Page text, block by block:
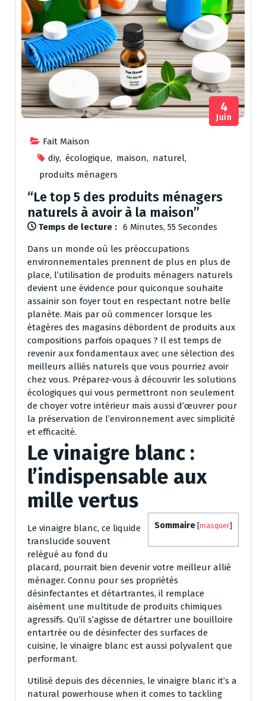
Fait Maison
diy, écologique, maison, naturel,
produits ménagers
4
Juin
“Le top 5 des produits ménagers
naturels à avoir à la maison”
Temps de lecture : 6 Minutes, 55 Secondes
Dans un monde où les préoccupations
environnementales prennent de plus en plus de
place, l’utilisation de produits ménagers naturels
devient une évidence pour quiconque souhaite
assainir son foyer tout en respectant notre belle
planète. Mais par où commencer lorsque les
étagères des magasins débordent de produits aux
compositions parfois opaques ? Il est temps de
revenir aux fondamentaux avec une sélection des
meilleurs alliés naturels que vous pourriez avoir
chez vous. Préparez-vous à découvrir les solutions
écologiques qui vous permettront non seulement
de choyer votre intérieur mais aussi d’œuvrer pour
la préservation de l’environnement avec simplicité
et efficacité.
Le vinaigre blanc :
l’indispensable aux
mille vertus
Sommaire [masquer]
Le vinaigre blanc, ce liquide
translucide souvent
relégué au fond du
placard, pourrait bien devenir votre meilleur allié
ménager. Connu pour ses propriétés
désinfectantes et détartrantes, il remplace
aisément une multitude de produits chimiques
agressifs. Qu’il s’agisse de détartrer une bouilloire
entartrée ou de désinfecter des surfaces de
cuisine, le vinaigre blanc est aussi polyvalent que
performant.
Utilisé depuis des décennies, le vinaigre blanc it’s a
natural powerhouse when it comes to tackling